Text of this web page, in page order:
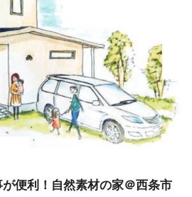
便利！自然素材の家＠西条市